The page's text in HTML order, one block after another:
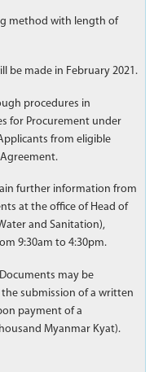
method with length of
be made in February 2021.
procedures in
for Procurement under
from eligible
further information from
at the office of Head of
and Sanitation),
9:30am to 4:30pm.
may be
submission of a written
payment of a
Myanmar Kyat).